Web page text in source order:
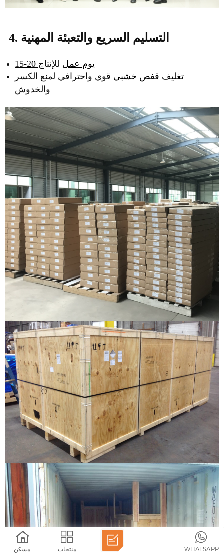
4. التسليم السريع والتعبئة المهنية
15-20 يوم عمل للإنتاج
تغليف قفص خشبي قوي واحترافي لمنع الكسر
والخدوش
مسكن منتجات WHATSAPP